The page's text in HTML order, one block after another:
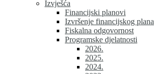
Izvješća
Financijski planovi
Izvršenje financijskog plana
Fiskalna odgovornost
Programske djelatnosti
2026.
2025.
2024.